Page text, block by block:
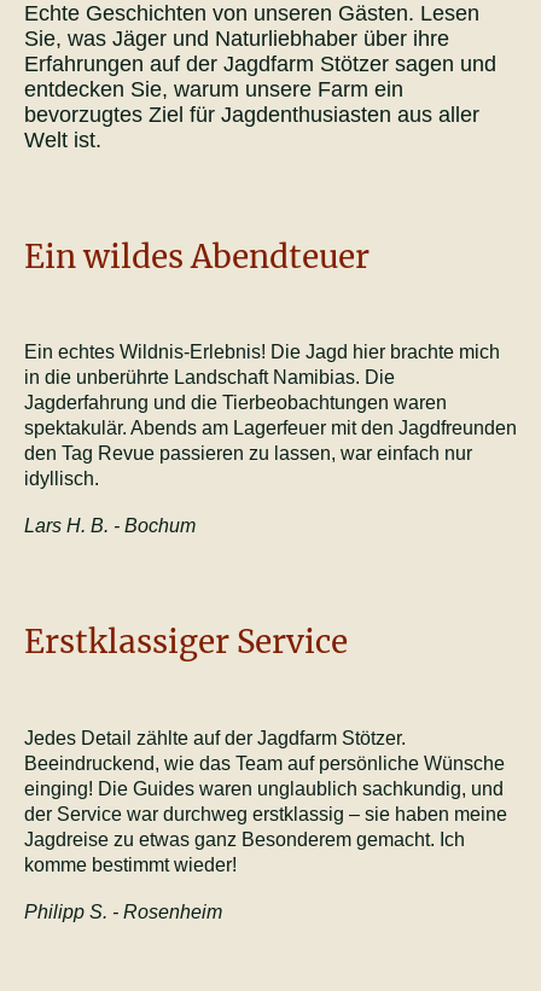
Echte Geschichten von unseren Gästen. Lesen
Sie, was Jäger und Naturliebhaber über ihre
Erfahrungen auf der Jagdfarm Stötzer sagen und
entdecken Sie, warum unsere Farm ein
bevorzugtes Ziel für Jagdenthusiasten aus aller
Welt ist.
Ein wildes Abendteuer
Ein echtes Wildnis-Erlebnis! Die Jagd hier brachte mich
in die unberührte Landschaft Namibias. Die
Jagderfahrung und die Tierbeobachtungen waren
spektakulär. Abends am Lagerfeuer mit den Jagdfreunden
den Tag Revue passieren zu lassen, war einfach nur
idyllisch.
Lars H. B. - Bochum
Erstklassiger Service
Jedes Detail zählte auf der Jagdfarm Stötzer.
Beeindruckend, wie das Team auf persönliche Wünsche
einging! Die Guides waren unglaublich sachkundig, und
der Service war durchweg erstklassig – sie haben meine
Jagdreise zu etwas ganz Besonderem gemacht. Ich
komme bestimmt wieder!
Philipp S. - Rosenheim